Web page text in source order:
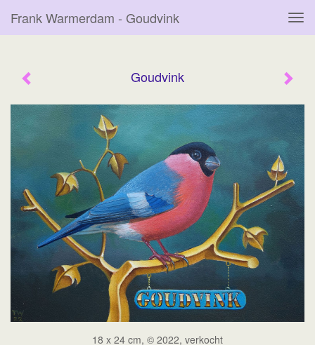
Frank Warmerdam - Goudvink
Goudvink
18 x 24 cm, © 2022, verkocht